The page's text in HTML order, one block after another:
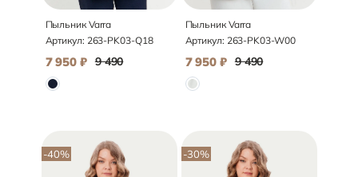
Пыльник Varra
Артикул: 263-PK03-Q18
7 950 ₽ 9 490
Пыльник Varra
Артикул: 263-PK03-W00
7 950 ₽ 9 490
-40% -30%